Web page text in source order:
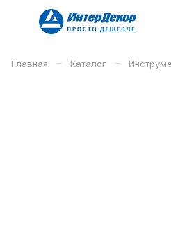
Главная – Каталог –